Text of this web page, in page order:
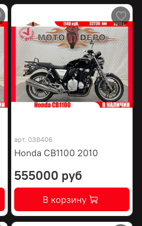
арт. 038406
Honda CB1100 2010
555000 руб
В корзину